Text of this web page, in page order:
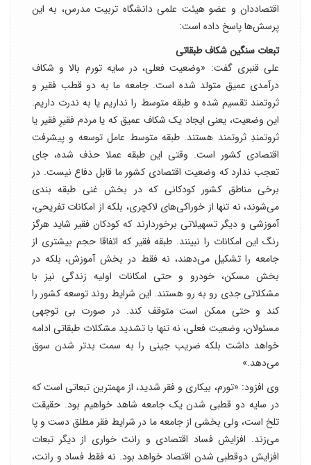
اقتصاددان و عضو هیئت علمی دانشگاه تربیت مدرس، به این
پرسش‌ها پاسخ داده است:
تبعات سنگین شکاف طبقاتی
علی قنبری گفت: «وضعیت فعلی، در سایه تورم بالا و شکاف
درآمدی عمیق متولد شده است. جامعه ما به دو قطب فقیر و
ثروتمند تقسیم شده و طبقه متوسط را نداریم یا به ندرت داریم.
این وضعیت، یعنی ایجاد یک شکاف عمیق که یا مردم فقیرِ فقیر یا
ثروتمندِ ثروتمند هستند. طبقه متوسط عامل توسعه و پیشرفت
اقتصادی کشور است. وقتی این طبقه عملا حذف شده، جای
تعجب ندارد که وضعیت اقتصادی کشور ما قابل دفاع نیست. در
برخی مناطق کشور کودکانی که در بخش غنی طبقه بندی
می‌شوند، نه تنها از خوراکی‌های لاکچری، بلکه از امکانات تفریحی،
آموزشی و دیگر تسهیلاتی برخوردارند که کودکان فقیر شاید هرگز
رنگ این امکانات را نبینند. طبقه فقیر که اتفاقا حجم بیشتری از
جامعه را تشکیل می‌دهند، نه فقط در بخش آموزش، بلکه در
بخش مسکن، خودرو و حتی امکانات اولیه زندگی نیز با
مشکلاتی جدی رو به رو هستند. این شرایط روند توسعه کشور را
کند و حتی ممکن است متوقف کند. در صورت بی توجهی
مسئولان، وضعیت فعلی، نه تنها با تشدید مشکلات طبقاتی ادامه
خواهد داشت بلکه ضریب جینی را به سمت بدتر شدن سوق
می‌دهد.»
وی افزود: «تورم، بیکاری و فقر شدید، از مهمترین تبعاتی است که
در سایه دو قطبی شدن یک جامعه شاهد خواهیم بود. حقیقت
تلخ است، ولی بخشی از جامعه ما در شرایط فقر مطلق دست و پا
می‌زند. افزایش فساد اقتصادی و رانت خواری از دیگر تبعات
افزایش دوقطبی شدن اقتصاد خواهد بود. نه فقط فساد و رانت،